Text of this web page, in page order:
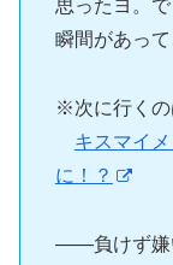
思ったヨ。
瞬間があっ
※次に行くの
キスマイ
に！？
――負けず嫌